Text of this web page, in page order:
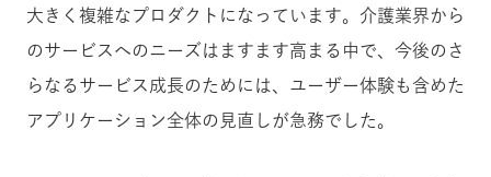
大きく複雑なプロダクトになっています。介護業界から
のサービスへのニーズはますます高まる中で、今後のさ
らなるサービス成長のためには、ユーザー体験も含めた
アプリケーション全体の見直しが急務でした。